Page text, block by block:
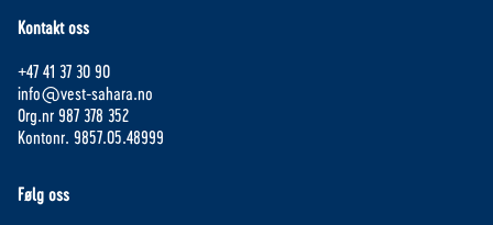
Kontakt oss
+47 41 37 30 90
info@vest-sahara.no
Org.nr 987 378 352
Kontonr. 9857.05.48999
Følg oss